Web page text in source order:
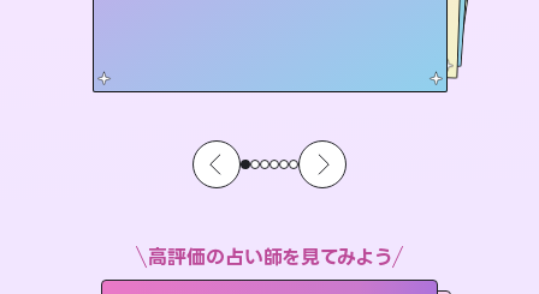
高評価の占い師を見てみよう